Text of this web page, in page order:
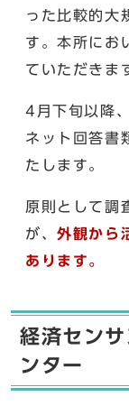
った比較的大
す。本所にお
ていただきま
4月下旬以降
ネット回答書
たします。
原則として調
が、外観から
あります。
経済セン
ンター